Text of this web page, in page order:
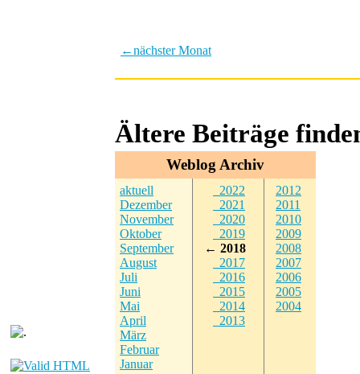
←nächster Monat
Ältere Beiträge
Weblog Archiv
aktuell
Dezember
November
Oktober
September
August
Juli
Juni
Mai
April
März
Februar
Januar
2022
2021
2020
2019
← 2018
2017
2016
2015
2014
2013
2012
2011
2010
2009
2008
2007
2006
2005
2004